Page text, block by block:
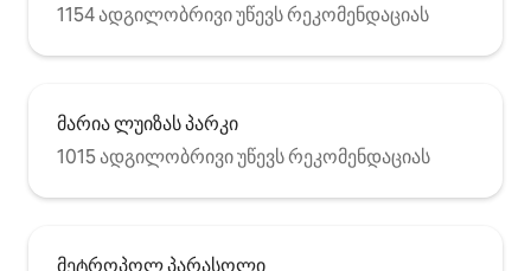
1154 ადგილობრივი უწევს რეკომენდაციას
მარია ლუიზას პარკი
1015 ადგილობრივი უწევს რეკომენდაციას
მეტროპოლ პარასოლი